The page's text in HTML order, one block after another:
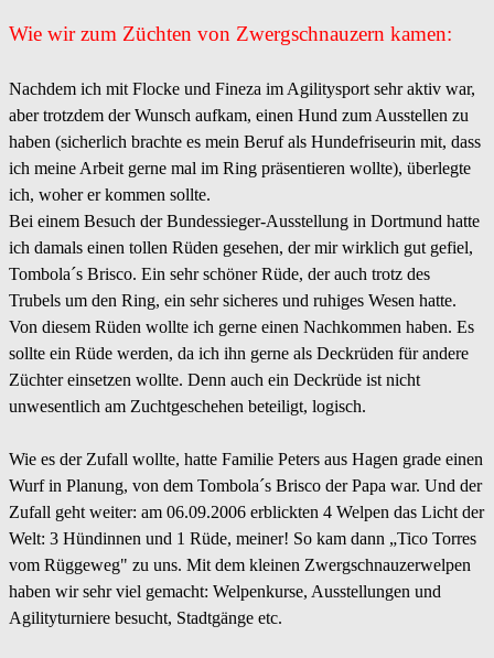
Wie wir zum Züchten von Zwergschnauzern kamen:
Nachdem ich mit Flocke und Fineza im Agilitysport sehr aktiv war,
aber trotzdem der Wunsch aufkam, einen Hund zum Ausstellen zu
haben (sicherlich brachte es mein Beruf als Hundefriseurin mit, dass
ich meine Arbeit gerne mal im Ring präsentieren wollte), überlegte
ich, woher er kommen sollte.
Bei einem Besuch der Bundessieger-Ausstellung in Dortmund hatte
ich damals einen tollen Rüden gesehen, der mir wirklich gut gefiel,
Tombola´s Brisco. Ein sehr schöner Rüde, der auch trotz des
Trubels um den Ring, ein sehr sicheres und ruhiges Wesen hatte.
Von diesem Rüden wollte ich gerne einen Nachkommen haben. Es
sollte ein Rüde werden, da ich ihn gerne als Deckrüden für andere
Züchter einsetzen wollte. Denn auch ein Deckrüde ist nicht
unwesentlich am Zuchtgeschehen beteiligt, logisch.
Wie es der Zufall wollte, hatte Familie Peters aus Hagen grade einen
Wurf in Planung, von dem Tombola´s Brisco der Papa war. Und der
Zufall geht weiter: am 06.09.2006 erblickten 4 Welpen das Licht der
Welt: 3 Hündinnen und 1 Rüde, meiner! So kam dann „Tico Torres
vom Rüggeweg" zu uns. Mit dem kleinen Zwergschnauzerwelpen
haben wir sehr viel gemacht: Welpenkurse, Ausstellungen und
Agilityturniere besucht, Stadtgänge etc.